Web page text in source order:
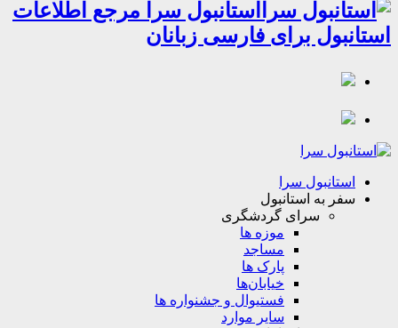
استانبول سرا مرجع اطلاعات
برای فارسی زبانان
استانبول سرا
سفر به استانبول
سرای گردشگری
موزه ها
مساجد
پارک ها
خیابان‌ها
فستیوال و جشنواره ها
سایر موارد